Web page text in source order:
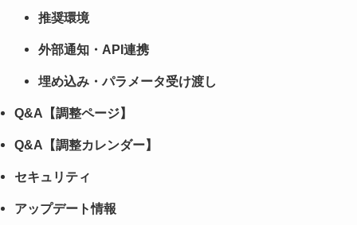
推奨環境
外部通知・API連携
埋め込み・パラメータ受け渡し
Q&A【調整ページ】
Q&A【調整カレンダー】
セキュリティ
アップデート情報